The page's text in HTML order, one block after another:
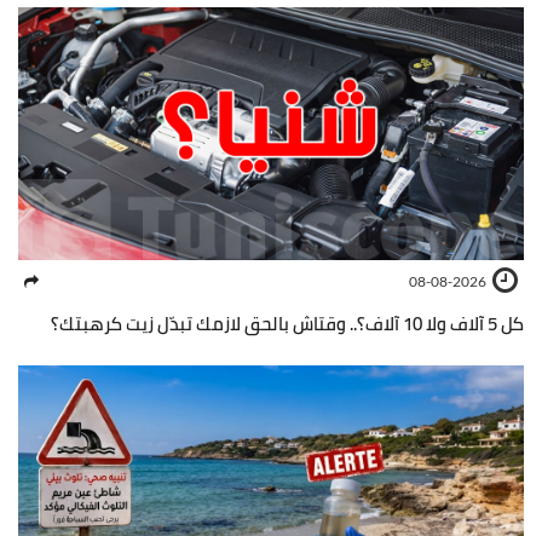
08-08-2026
كل 5 آلاف ولا 10 آلاف؟.. وقتاش بالحق لازمك تبدّل زيت كرهبتك؟